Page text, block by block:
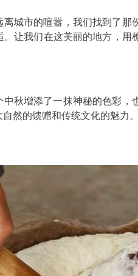
城市的喧嚣，我们找到了
让我们在这美丽的地方，
秋增添了一抹神秘的色彩
然的馈赠和传统文化的魅力。